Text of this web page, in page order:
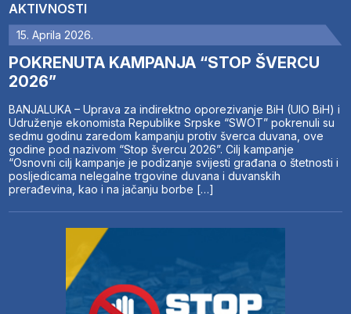
AKTIVNOSTI
15. Aprila 2026.
POKRENUTA KAMPANJA “STOP ŠVERCU
2026”
BANJALUKA – Uprava za indirektno oporezivanje BiH (UIO BiH) i
Udruženje ekonomista Republike Srpske “SWOT” pokrenuli su
sedmu godinu zaredom kampanju protiv šverca duvana, ove
godine pod nazivom “Stop švercu 2026”. Cilj kampanje
“Osnovni cilj kampanje je podizanje svijesti građana o štetnosti i
posljedicama nelegalne trgovine duvana i duvanskih
prerađevina, kao i na jačanju borbe […]